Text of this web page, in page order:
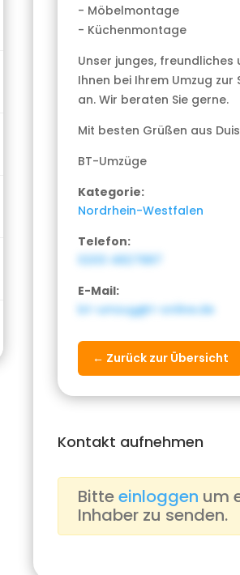
- Möbelmontage
- Küchenmontage
Unser junges,
Ihnen bei Ihrem Umzug zur
an. Wir beraten Sie gerne.
Mit besten Grüßen aus
BT-Umzüge
Kategorie:
Nordrhein-Westfalen
Telefon:
0203 4827887
E-Mail:
bt-umzug@t-online.de
← Zurück zur Übersicht
Kontakt aufnehmen
Bitteeinloggen um
Inhaber zu senden.